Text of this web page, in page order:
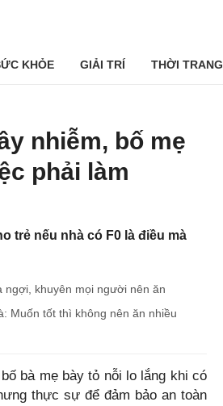
KHỎE GIẢI TRÍ THỜI TRANG
nhiễm, bố mẹ
phải làm
trẻ nếu nhà có F0 là điều mà
ngợi, khuyên mọi người nên ăn
Muốn tốt thì không nên ăn nhiều
bà mẹ bày tỏ nỗi lo lắng khi có
thực sự để đảm bảo an toàn